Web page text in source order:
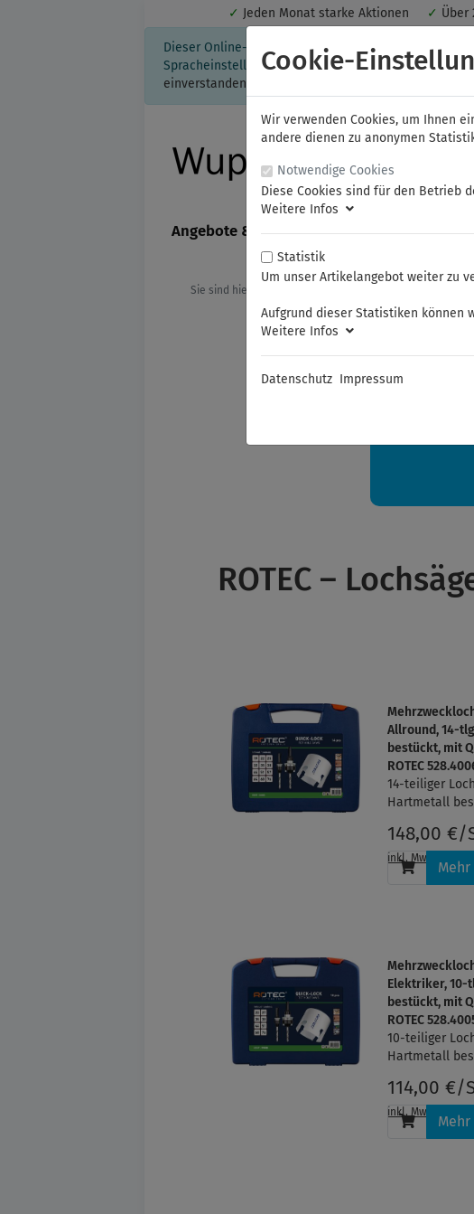
✓ Jeden Monat starke Aktionen ✓
Dieser Online-Shop verwendet Cookies für ein
Spracheinstellung auf Ihrem Rechner gespeichert.
einverstanden, klicken Sie bitte hier.
Angebote & Neuheiten FAMAG NWS
Sie sind hier:
Ihre
ROTEC –
Allround, 14-
bestückt, mit
ROTEC
14-teiliger
Hartmetall
148,00 €/
inkl. MwSt. , zzgl.
Elektriker, 10-
bestückt, mit
ROTEC
10-teiliger
Hartmetall
114,00 €/
inkl. MwSt. , zzgl.
Cookie-
Wir verwenden Cookies, um Ihnen
andere dienen zu anonymen
Notwendige Cookies
Diese Cookies sind für den Betrieb
Weitere Infos
Statistik
Um unser Artikelangebot weiter zu
Aufgrund dieser Statistiken können
Weitere Infos
Datenschutz Impressum